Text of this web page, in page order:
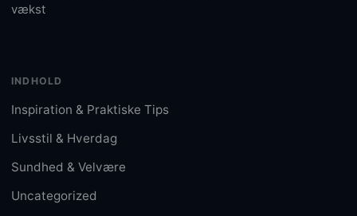
vækst
INDHOLD
Inspiration & Praktiske Tips
Livsstil & Hverdag
Sundhed & Velvære
Uncategorized